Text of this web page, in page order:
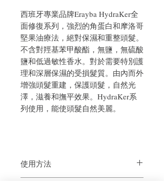
西班牙專業品牌Erayba HydraKer全
面修復系列，強烈的角蛋白和摩洛哥
堅果油療法，絕對保濕和重整頭髮。
不含對羥基苯甲酸酯，無鹽，無硫酸
鹽和低過敏性香水。對於需要特別護
理和深層保濕的受損髮質。由內而外
增強頭髮重建，保護頭髮，自然光
澤，滋養和撫平效果。HydraKer系
列使用，能使頭髮自然美麗。
使用方法